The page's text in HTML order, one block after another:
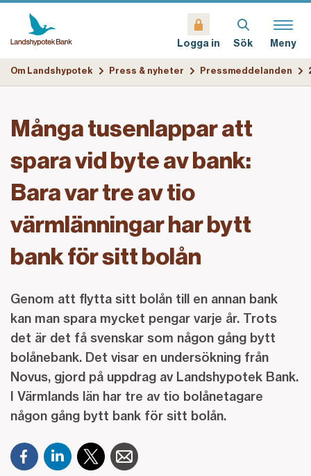
Logga in Sök Meny
Om Landshypotek Press & nyheter Pressmeddelanden
Många tusenlappar att
spara vid byte av bank:
Bara var tre av tio
värmlänningar har bytt
bank för sitt bolån
Genom att flytta sitt bolån till en annan bank
kan man spara mycket pengar varje år. Trots
det är det få svenskar som någon gång bytt
bolånebank. Det visar en undersökning från
Novus, gjord på uppdrag av Landshypotek Bank.
I Värmlands län har tre av tio bolånetagare
någon gång bytt bank för sitt bolån.